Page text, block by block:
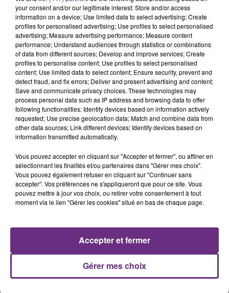
Miss Aube 2020 s’appelle Elsa Damien
1ère dauphine Lilia Sephora
2ème dauphine Mariatou Sow
3ème dauphine Emma Ramousset
4ème dauphine Charlene Henrion
Miss Marne
your consent and/or our legitimate interest: Store and/or access
information on a device; Use limited data to select advertising; Create
profiles for personalised advertising; Use profiles to select personalised
advertising; Measure advertising performance; Measure content
performance; Understand audiences through statistics or combinations
of data from different sources; Develop and improve services; Create
profiles to personalise content; Use profiles to select personalised
content; Use limited data to select content; Ensure security, prevent and
detect fraud, and fix errors; Deliver and present advertising and content;
Save and communicate privacy choices. These technologies may
process personal data such as IP address and browsing data to offer
following functionalities: Identify devices based on information actively
requested; Use precise geolocation data; Match and combine data from
other data sources; Link different devices; Identify devices based on
information transmitted automatically.
Vous pouvez accepter en cliquant sur "Accepter et fermer", ou affiner en
sélectionnant les finalités et/ou partenaires dans "Gérer mes choix".
Vous pouvez également refuser en cliquant sur "Continuer sans
accepter". Vos préférences ne s'appliqueront que pour ce site. Vous
pouvez mettre à jour vos choix, ou retirer votre consentement à tout
moment via le lien "Gérer les cookies" situé en bas de chaque page.
Gérer mes choix
Accepter et fermer